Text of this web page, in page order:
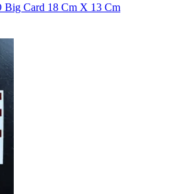
Big Card 18 Cm X 13 Cm